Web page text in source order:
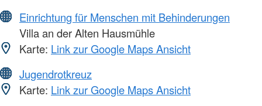
Einrichtung für Menschen mit Behinderungen
Villa an der Alten Hausmühle
Karte: Link zur Google Maps Ansicht
Jugendrotkreuz
Karte: Link zur Google Maps Ansicht